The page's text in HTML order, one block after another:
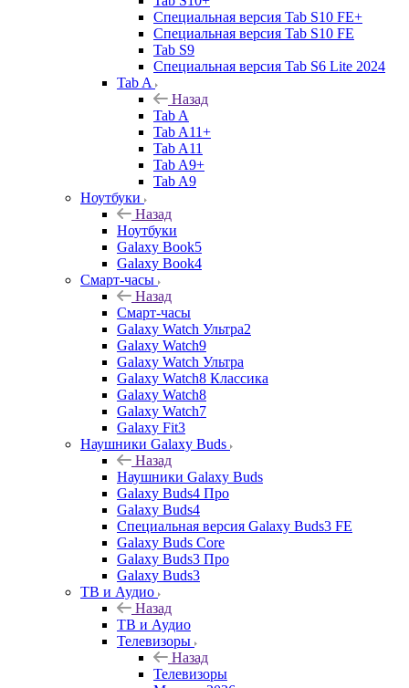
Специальная версия Tab S10 FE+
Специальная версия Tab S10 FE
Tab S9
Специальная версия Tab S6 Lite 2024
Tab A
Назад
Tab A
Tab A11+
Tab A11
Tab A9+
Tab A9
Ноутбуки
Назад
Ноутбуки
Galaxy Book5
Galaxy Book4
Смарт-часы
Назад
Смарт-часы
Galaxy Watch Ультра2
Galaxy Watch9
Galaxy Watch Ультра
Galaxy Watch8 Классика
Galaxy Watch8
Galaxy Watch7
Galaxy Fit3
Наушники Galaxy Buds
Назад
Наушники Galaxy Buds
Galaxy Buds4 Про
Galaxy Buds4
Специальная версия Galaxy Buds3 FE
Galaxy Buds Core
Galaxy Buds3 Про
Galaxy Buds3
ТВ и Аудио
Назад
ТВ и Аудио
Телевизоры
Назад
Телевизоры